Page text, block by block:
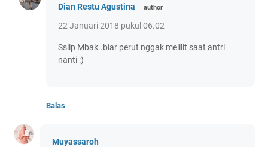
Dian Restu Agustina
22 Januari 2018 pukul 06.02
Ssiip Mbak..biar perut nggak melilit saat antri
nanti :)
Balas
Muyassaroh